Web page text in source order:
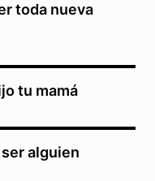
toda nueva
tu mamá
alguien